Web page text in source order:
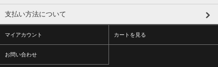
支払い方法について
マイアカウント カートを見る
お問い合わせ